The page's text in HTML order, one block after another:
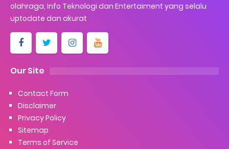
olahraga, Info Teknologi dan Entertaiment yang selalu
uptodate dan akurat
Our Site
Contact Form
Disclaimer
Privacy Policy
Sitemap
Terms of Service